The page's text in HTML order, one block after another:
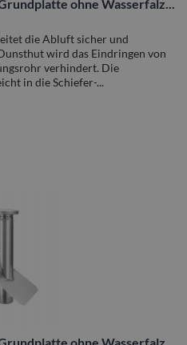
ohne Wasserfalz...
die Abluft sicher und
wird das Eindringen von
verhindert. Die
in die Schiefer-...
ohne Wasserfalz